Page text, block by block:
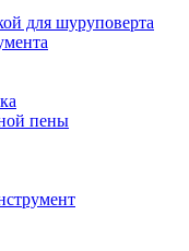
для шуруповерта
пены